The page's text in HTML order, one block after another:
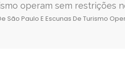
operam sem restrições
Paulo E Escunas De Turismo